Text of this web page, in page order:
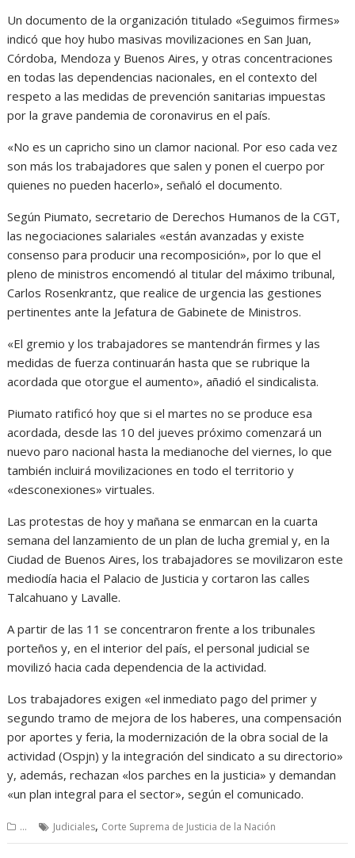
Un documento de la organización titulado «Seguimos firmes»
indicó que hoy hubo masivas movilizaciones en San Juan,
Córdoba, Mendoza y Buenos Aires, y otras concentraciones
en todas las dependencias nacionales, en el contexto del
respeto a las medidas de prevención sanitarias impuestas
por la grave pandemia de coronavirus en el país.
«No es un capricho sino un clamor nacional. Por eso cada vez
son más los trabajadores que salen y ponen el cuerpo por
quienes no pueden hacerlo», señaló el documento.
Según Piumato, secretario de Derechos Humanos de la CGT,
las negociaciones salariales «están avanzadas y existe
consenso para producir una recomposición», por lo que el
pleno de ministros encomendó al titular del máximo tribunal,
Carlos Rosenkrantz, que realice de urgencia las gestiones
pertinentes ante la Jefatura de Gabinete de Ministros.
«El gremio y los trabajadores se mantendrán firmes y las
medidas de fuerza continuarán hasta que se rubrique la
acordada que otorgue el aumento», añadió el sindicalista.
Piumato ratificó hoy que si el martes no se produce esa
acordada, desde las 10 del jueves próximo comenzará un
nuevo paro nacional hasta la medianoche del viernes, lo que
también incluirá movilizaciones en todo el territorio y
«desconexiones» virtuales.
Las protestas de hoy y mañana se enmarcan en la cuarta
semana del lanzamiento de un plan de lucha gremial y, en la
Ciudad de Buenos Aires, los trabajadores se movilizaron este
mediodía hacia el Palacio de Justicia y cortaron las calles
Talcahuano y Lavalle.
A partir de las 11 se concentraron frente a los tribunales
porteños y, en el interior del país, el personal judicial se
movilizó hacia cada dependencia de la actividad.
Los trabajadores exigen «el inmediato pago del primer y
segundo tramo de mejora de los haberes, una compensación
por aportes y feria, la modernización de la obra social de la
actividad (Ospjn) y la integración del sindicato a su directorio»
y, además, rechazan «los parches en la justicia» y demandan
«un plan integral para el sector», según el comunicado.
... Judiciales, Corte Suprema de Justicia de la Nación